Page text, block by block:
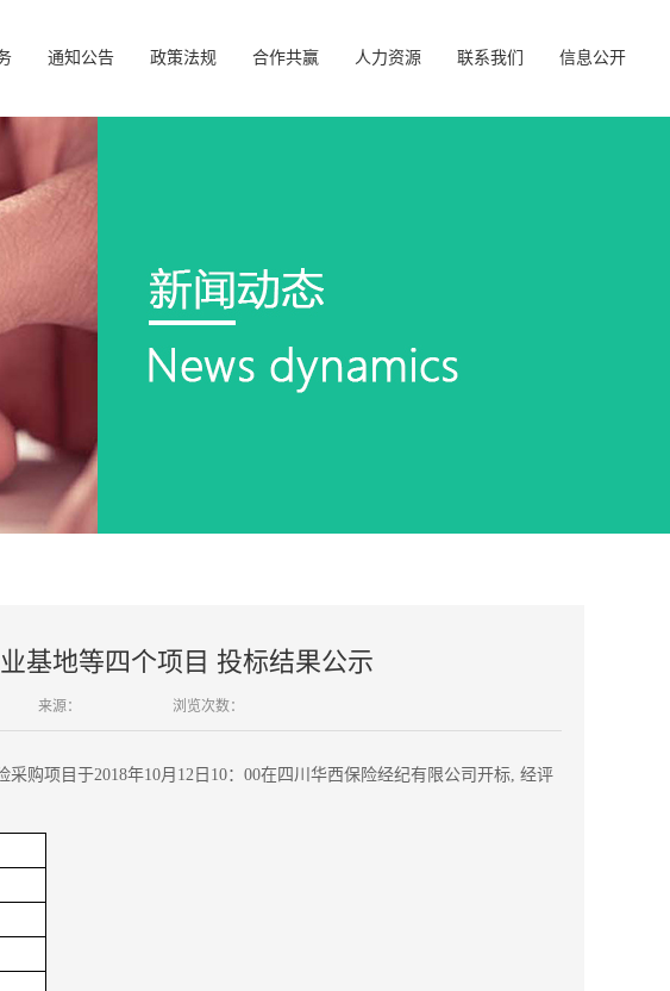
通知公告 政策法规 合作共赢 人力资源 联系我们 信息公开
基地等四个项目 投标结果公示
来源： 浏览次数：
采购项目于2018年10月12日10：00在四川华西保险经纪有限公司开标, 经评